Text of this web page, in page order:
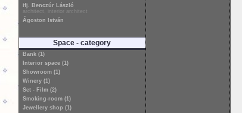
ifj. Benczúr László
architect, interior architect
Ágoston István
Space - category
Bank (1)
Interior space (1)
Showroom (1)
Winery (1)
Set - Film (2)
Smoking-room (1)
Jewellery shop (1)